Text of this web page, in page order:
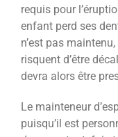
requis pour
enfant perd ses
n’est pas
risquent d’être
devra alors être
Le mainteneur
puisqu’il est